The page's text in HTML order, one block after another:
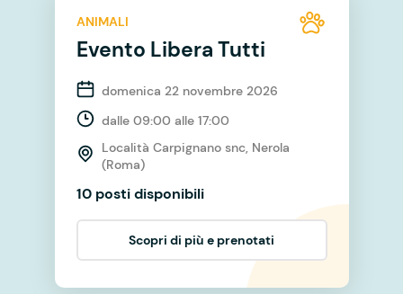
ANIMALI
Evento Libera Tutti
domenica 22 novembre 2026
dalle 09:00 alle 17:00
Località Carpignano snc, Nerola
(Roma)
10 posti disponibili
Scopri di più e prenotati